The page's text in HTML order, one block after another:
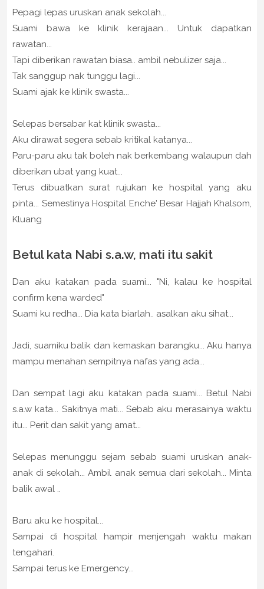
Pepagi lepas uruskan anak sekolah...
Suami bawa ke klinik kerajaan... Untuk dapatkan
rawatan...
Tapi diberikan rawatan biasa.. ambil nebulizer saja...
Tak sanggup nak tunggu lagi...
Suami ajak ke klinik swasta...
Selepas bersabar kat klinik swasta...
Aku dirawat segera sebab kritikal katanya...
Paru-paru aku tak boleh nak berkembang walaupun dah
diberikan ubat yang kuat...
Terus dibuatkan surat rujukan ke hospital yang aku
pinta... Semestinya Hospital Enche' Besar Hajjah Khalsom,
Kluang
Betul kata Nabi s.a.w, mati itu sakit
Dan aku katakan pada suami... "Ni, kalau ke hospital
confirm kena warded"
Suami ku redha... Dia kata biarlah.. asalkan aku sihat...
Jadi, suamiku balik dan kemaskan barangku... Aku hanya
mampu menahan sempitnya nafas yang ada...
Dan sempat lagi aku katakan pada suami... Betul Nabi
s.a.w kata... Sakitnya mati... Sebab aku merasainya waktu
itu... Perit dan sakit yang amat...
Selepas menunggu sejam sebab suami uruskan anak-
anak di sekolah... Ambil anak semua dari sekolah... Minta
balik awal ..
Baru aku ke hospital...
Sampai di hospital hampir menjengah waktu makan
tengahari.
Sampai terus ke Emergency...